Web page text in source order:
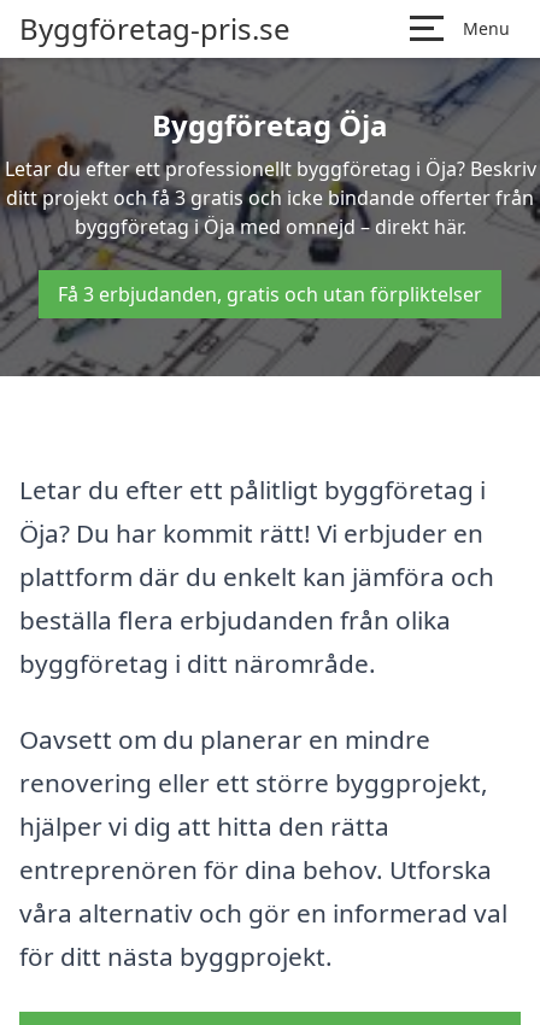
Byggföretag-pris.se Menu
Byggföretag Öja
Letar du efter ett professionellt byggföretag i Öja? Beskriv
ditt projekt och få 3 gratis och icke bindande offerter från
byggföretag i Öja med omnejd – direkt här.
Få 3 erbjudanden, gratis och utan förpliktelser
Letar du efter ett pålitligt byggföretag i
Öja? Du har kommit rätt! Vi erbjuder en
plattform där du enkelt kan jämföra och
beställa flera erbjudanden från olika
byggföretag i ditt närområde.
Oavsett om du planerar en mindre
renovering eller ett större byggprojekt,
hjälper vi dig att hitta den rätta
entreprenören för dina behov. Utforska
våra alternativ och gör en informerad val
för ditt nästa byggprojekt.